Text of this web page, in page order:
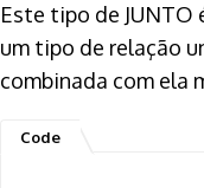
Este tipo de JUNTO
um tipo de relação
combinada com ela